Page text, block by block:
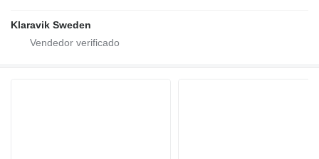
Klaravik Sweden